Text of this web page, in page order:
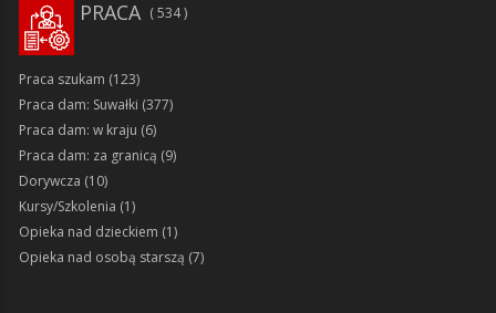
PRACA 534
Praca szukam (123)
Praca dam: Suwałki (377)
Praca dam: w kraju (6)
Praca dam: za granicą (9)
Dorywcza (10)
Kursy/Szkolenia (1)
Opieka nad dzieckiem (1)
Opieka nad osobą starszą (7)